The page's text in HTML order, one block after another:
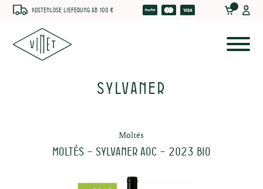
Kostenlose Lieferung ab 100 €
Sylvaner
Moltés
MOLTÉS – Sylvaner AOC – 2023 BIO